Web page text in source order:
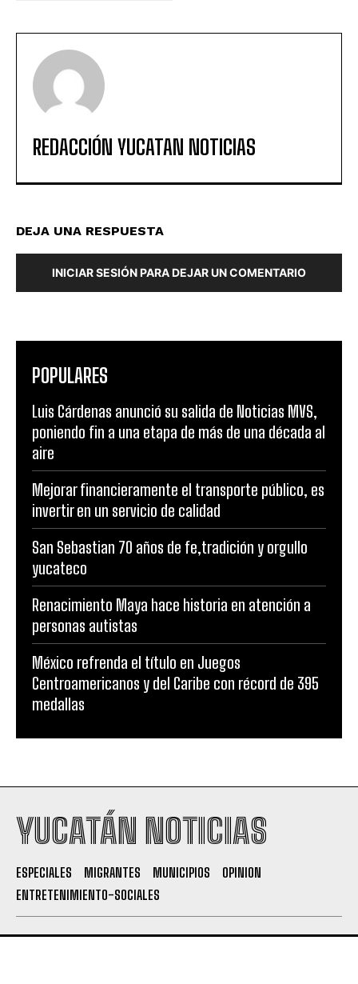
REDACCIÓN YUCATAN NOTICIAS
DEJA UNA RESPUESTA
INICIAR SESIÓN PARA DEJAR UN COMENTARIO
POPULARES
Luis Cárdenas anunció su salida de Noticias MVS,
poniendo fin a una etapa de más de una década al
aire
Mejorar financieramente el transporte público, es
invertir en un servicio de calidad
San Sebastian 70 años de fe,tradición y orgullo
yucateco
Renacimiento Maya hace historia en atención a
personas autistas
México refrenda el título en Juegos
Centroamericanos y del Caribe con récord de 395
medallas
YUCATÁN NOTICIAS
ESPECIALES MIGRANTES MUNICIPIOS
OPINION
ENTRETENIMIENTO-SOCIALES